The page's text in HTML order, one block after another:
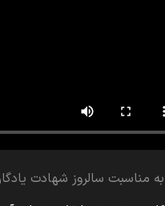
به مناسبت سالروز شهادت